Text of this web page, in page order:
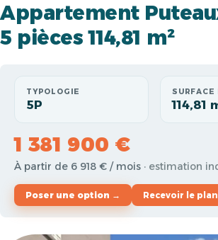
Appartement
5 pièces 114,81 m²
TYPOLOGIE
5P 114,81
1 381 900 €
À partir de 6 918 € / mois · estimation
Poser une option → Recevoir le